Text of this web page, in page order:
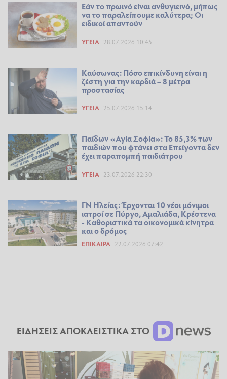
Εάν το πρωινό είναι ανθυγιεινό, μήπως
να το παραλείπουμε καλύτερα; Οι
ειδικοί απαντούν
ΥΓΕΊΑ 28.07.2026 10:45
Καύσωνας: Πόσο επικίνδυνη είναι η
ζέστη για την καρδιά – 8 μέτρα
προστασίας
ΥΓΕΊΑ 25.07.2026 15:14
Παίδων «Αγία Σοφία»: Το 85,3% των
παιδιών που φτάνει στα Επείγοντα δεν
έχει παραπομπή παιδιάτρου
ΥΓΕΊΑ 23.07.2026 22:30
ΓΝ Ηλείας: Έρχονται 10 νέοι μόνιμοι
ιατροί σε Πύργο, Αμαλιάδα, Κρέστενα
- Καθοριστικά τα οικονομικά κίνητρα
και ο δρόμος
ΕΠΊΚΑΙΡΑ 22.07.2026 07:42
ΕΙΔΗΣΕΙΣ ΑΠΟΚΛΕΙΣΤΙΚΑ ΣΤΟ